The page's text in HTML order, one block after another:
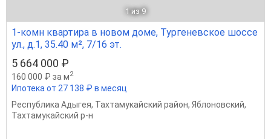
1 из 9
1-комн квартира в новом доме, Тургеневское шоссе
ул., д.1, 35.40 м², 7/16 эт.
5 664 000 ₽
160 000 ₽ за м2
Ипотека от 27 138 ₽ в месяц
Республика Адыгея, Тахтамукайский район, Яблоновский,
Тахтамукайский р-н